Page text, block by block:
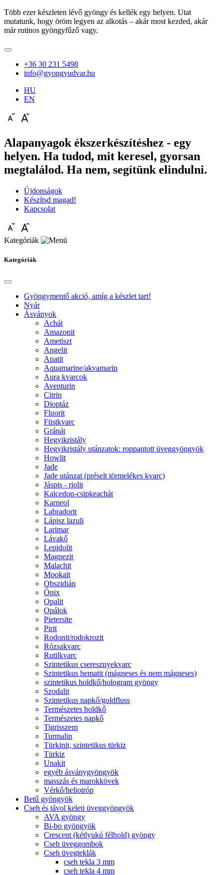
Több ezer készleten lévő gyöngy és kellék egy helyen. Utat
mutatunk, hogy öröm legyen az alkotás – akár most kezded, akár
már rutinos gyöngyfűző vagy.
+36 30 231 5498
info@gyongyudvar.hu
HU
EN
Alapanyagok ékszerkészítéshez - egy
helyen. Ha tudod, mit keresel, gyorsan
megtalálod. Ha nem, segítünk elindulni.
Újdonságok
Készítsd magad!
Kapcsolat
Kategóriák
Kategóriák
Gyöngymentő akció, amíg a készlet tart!
Nyár
Ásványok
Achát
Amazonit
Ametiszt
Angelit
Apatit
Aquamarine/akvamarin
Aura kvarcok
Aventurin
Citrin
Dioptáz
Fluorit
Füstkvarc
Gránát
Hegyikristály
Hegyikristály utánzatok: roppantott üveggyöngyök
Howlit
Jade
Jade utánzat (préselt törmelékes kvarc)
Jáspis - riolit
Kalcedon-csipkeachát
Karneol
Labradorit
Lápisz lazuli
Larimar
Lávakő
Lepidolit
Magnezit
Malachit
Mookait
Obszidián
Ónix
Opalit
Opálok
Pietersite
Pirit
Rodonit/rodokrozit
Rózsakvarc
Rutilkvarc
Szintetikus cseresznyekvarc
Szintetikus hematit (mágneses és nem mágneses)
szintetikus holdkő/hologram gyöngy
Szodalit
Szintetikus napkő/goldfluss
Természetes holdkő
Természetes napkő
Tigrisszem
Turmalin
Türkinit, szintetikus türkiz
Türkiz
Unakit
egyéb ásványgyöngyök
masszás és marokkövek
Vérkő/heliotróp
Betű gyöngyök
Cseh és távol keleti üveggyöngyök
AVA gyöngy
Bi-bo gyöngyök
Crescent (kétlyukú félhold) gyöngy
Cseh üveggombok
Cseh üvegteklák
cseh tekla 3 mm
cseh tekla 4 mm